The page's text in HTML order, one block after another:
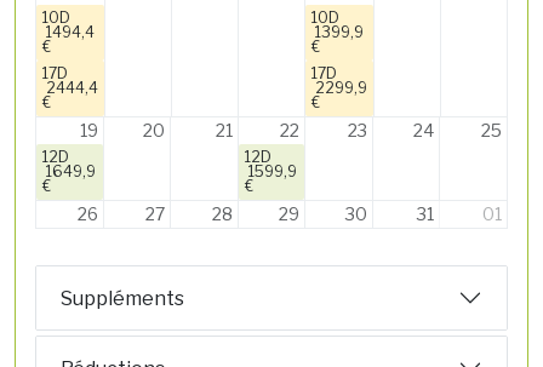
10D
1494,4
€
17D
2444,4
€
10D
1399,9
€
17D
2299,9
€
19
12D
1649,9
€
20 21 22
12D
1599,9
€
23 24 25
26 27 28 29 30 31 01
Suppléments